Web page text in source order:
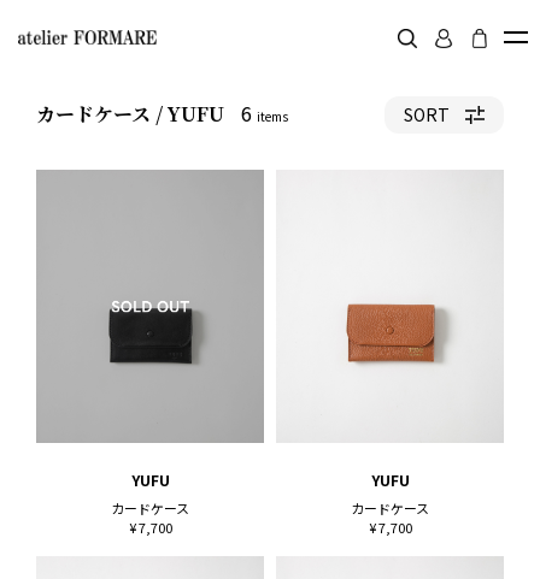
カードケース / YUFU 6 items SORT
YUFU
カードケース
¥ 7,700
YUFU
カードケース
¥ 7,700